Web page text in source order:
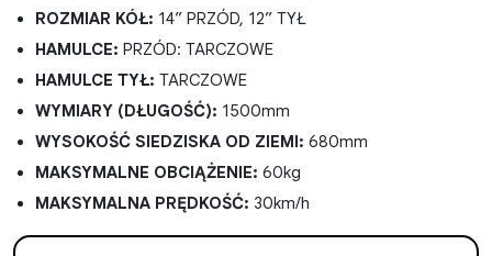
ROZMIAR KÓŁ: 14” PRZÓD, 12” TYŁ
HAMULCE: PRZÓD: TARCZOWE
HAMULCE TYŁ: TARCZOWE
WYMIARY (DŁUGOŚĆ): 1500mm
WYSOKOŚĆ SIEDZISKA OD ZIEMI: 680mm
MAKSYMALNE OBCIĄŻENIE: 60kg
MAKSYMALNA PRĘDKOŚĆ: 30km/h